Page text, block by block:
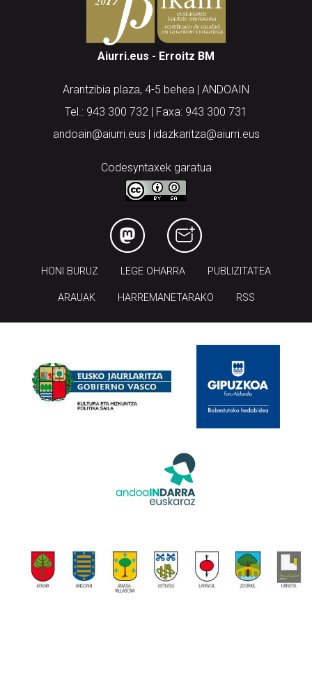
Aiurri.eus - Erroitz BM
Arantzibia plaza, 4-5 behea | ANDOAIN
Tel.: 943 300 732 | Faxa: 943 300 731
andoain@aiurri.eus | idazkaritza@aiurri.eus
Codesyntaxek garatua
HONI BURUZ LEGE OHARRA PUBLIZITATEA
ARAUAK HARREMANETARAKO RSS